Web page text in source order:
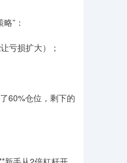
”：
亏损扩大）；
60%仓位，剩下的